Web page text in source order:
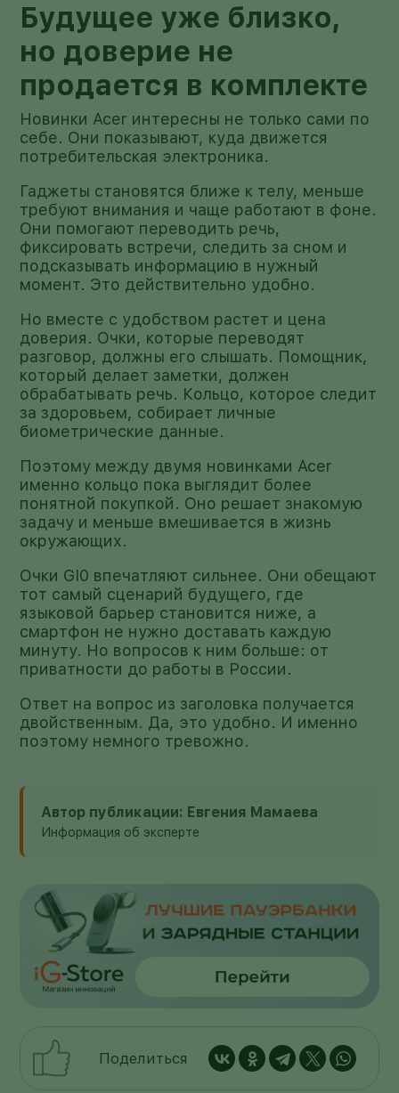
Будущее уже близко,
но доверие не
продается в комплекте
Новинки Acer интересны не только сами по
себе. Они показывают, куда движется
потребительская электроника.
Гаджеты становятся ближе к телу, меньше
требуют внимания и чаще работают в фоне.
Они помогают переводить речь,
фиксировать встречи, следить за сном и
подсказывать информацию в нужный
момент. Это действительно удобно.
Но вместе с удобством растет и цена
доверия. Очки, которые переводят
разговор, должны его слышать. Помощник,
который делает заметки, должен
обрабатывать речь. Кольцо, которое следит
за здоровьем, собирает личные
биометрические данные.
Поэтому между двумя новинками Acer
именно кольцо пока выглядит более
понятной покупкой. Оно решает знакомую
задачу и меньше вмешивается в жизнь
окружающих.
Очки GI0 впечатляют сильнее. Они обещают
тот самый сценарий будущего, где
языковой барьер становится ниже, а
смартфон не нужно доставать каждую
минуту. Но вопросов к ним больше: от
приватности до работы в России.
Ответ на вопрос из заголовка получается
двойственным. Да, это удобно. И именно
поэтому немного тревожно.
Автор публикации: Евгения Мамаева
Информация об эксперте
Поделиться